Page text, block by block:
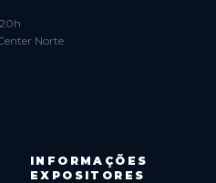
Norte
INFORMAÇÕES
EXPOSITORES